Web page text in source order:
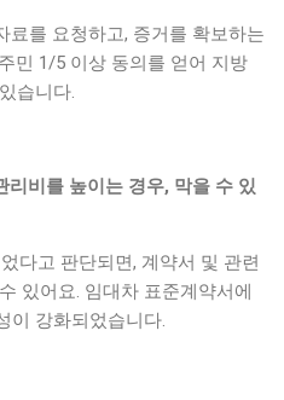
료를 요청하고, 증거를 확보하는
민 1/5 이상 동의를 얻어 지방
습니다.
리비를 높이는 경우, 막을 수 있
다고 판단되면, 계약서 및 관련
있어요. 임대차 표준계약서에
이 강화되었습니다.